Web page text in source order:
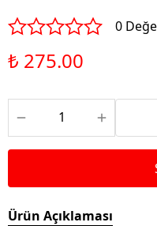
0
₺ 275.00
Ürün Açıklaması